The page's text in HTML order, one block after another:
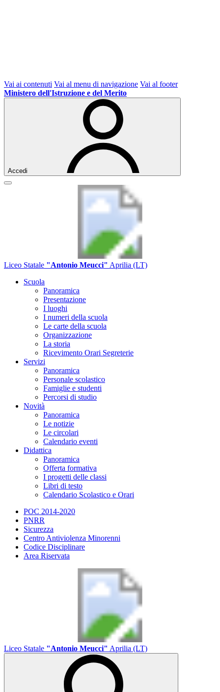
Vai ai contenuti Vai al menu di navigazione Vai al footer
Ministero dell'Istruzione e del Merito
Accedi
Liceo Statale "Antonio Meucci" Aprilia (LT)
Scuola
Panoramica
Presentazione
I luoghi
I numeri della scuola
Le carte della scuola
Organizzazione
La storia
Ricevimento Orari Segreterie
Servizi
Panoramica
Personale scolastico
Famiglie e studenti
Percorsi di studio
Novità
Panoramica
Le notizie
Le circolari
Calendario eventi
Didattica
Panoramica
Offerta formativa
I progetti delle classi
Libri di testo
Calendario Scolastico e Orari
POC 2014-2020
PNRR
Sicurezza
Centro Antiviolenza Minorenni
Codice Disciplinare
Area Riservata
Liceo Statale "Antonio Meucci" Aprilia (LT)